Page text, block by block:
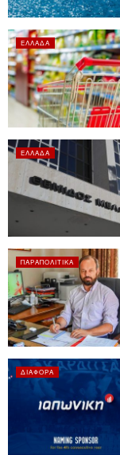
ΕΛΛΆΔΑ
ΕΛΛΆΔΑ
ΠΑΡΑΠΟΛΙΤΙΚΆ
ΔΙΆΦΟΡΑ